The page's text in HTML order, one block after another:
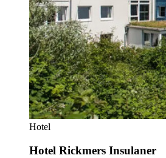
Hotel
Hotel Rickmers Insulaner